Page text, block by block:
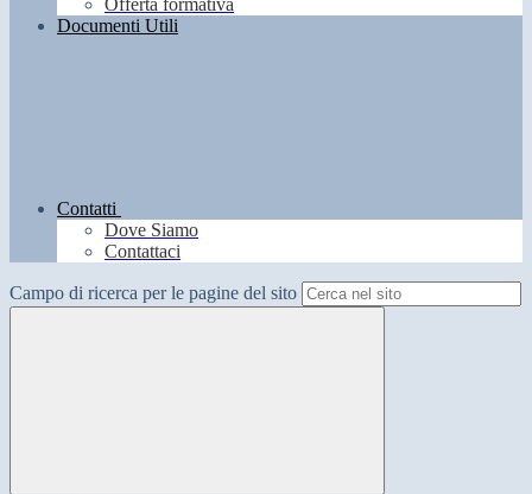
Offerta formativa
Documenti Utili
Contatti
Dove Siamo
Contattaci
Campo di ricerca per le pagine del sito